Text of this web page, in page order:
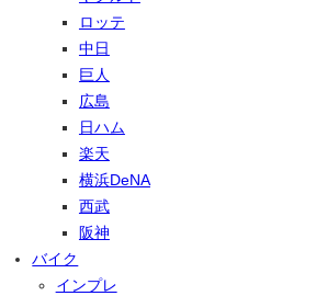
ロッテ
中日
巨人
広島
日ハム
楽天
横浜DeNA
西武
阪神
バイク
インプレ